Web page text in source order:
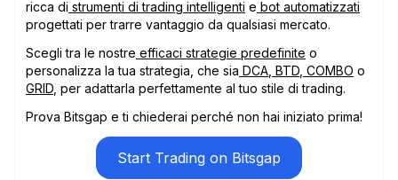
ricca di strumenti di trading intelligenti e bot automatizzati
progettati per trarre vantaggio da qualsiasi mercato.
Scegli tra le nostre efficaci strategie predefinite o
personalizza la tua strategia, che sia DCA BTD COMBO o
GRID , per adattarla perfettamente al tuo stile di trading.
Prova Bitsgap e ti chiederai perché non hai iniziato prima!
Start Trading on Bitsgap